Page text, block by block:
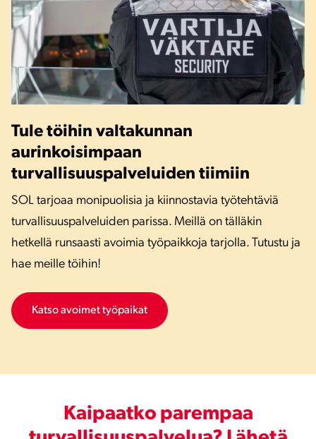
Tule töihin valtakunnan
aurinkoisimpaan
turvallisuuspalveluiden tiimiin
SOL tarjoaa monipuolisia ja kiinnostavia työtehtäviä
turvallisuuspalveluiden parissa. Meillä on tälläkin
hetkellä runsaasti avoimia työpaikkoja tarjolla. Tutustu ja
hae meille töihin!
Katso avoimet työpaikat
Kaipaatko parempaa